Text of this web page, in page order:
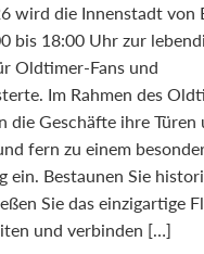
wird die Innenstadt von
bis 18:00 Uhr zur
Oldtimer-Fans und
Im Rahmen des
die Geschäfte ihre Türen
fern zu einem
ein. Bestaunen Sie
Sie das einzigartige
und verbinden […]